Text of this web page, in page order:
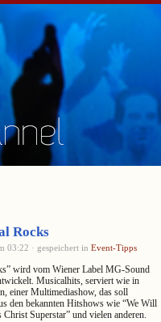
Rocks
03:22 · gespeichert in Event-Tipps
wird vom Wiener Label MG-Sound
Musicalhits, serviert wie in
einer Multimediashow, das soll
den bekannten Hitshows wie “We Will
Superstar” und vielen anderen.